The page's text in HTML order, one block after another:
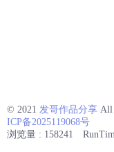
© 2021 发哥作品分享 All
ICP备2025119068号
浏览量 : 158241